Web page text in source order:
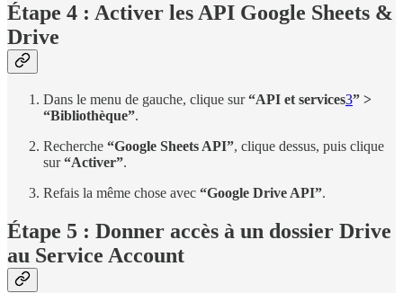
Étape 4 : Activer les API Google Sheets &
Drive
Dans le menu de gauche, clique sur“API et services3” >
“Bibliothèque”.
Recherche “Google Sheets API”, clique dessus, puis clique
sur“Activer”.
Refais la même chose avec “Google Drive API”.
Étape 5 : Donner accès à un dossier Drive
au Service Account